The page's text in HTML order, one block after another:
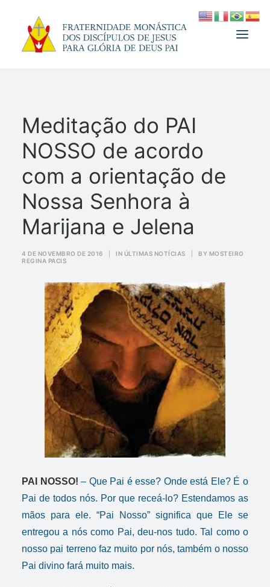
FUNDADOR
MEDJUGORJE
ATUALIDADES
INFORMATIVO
DOAÇÃO
LOJA
Meditação do PAI
NOSSO de acordo
com a orientação de
Nossa Senhora à
Marijana e Jelena
4 DE NOVEMBRO DE 2016 IN ÚLTIMAS NOTÍCIAS BY MOSTEIRO
REGINA PACIS
PAI NOSSO! – Que Pai é esse? Onde está Ele? É o
Pai de todos nós. Por que receá-lo? Estendamos as
mãos para ele. “Pai Nosso” significa que Ele se
entregou a nós como Pai, deu-nos tudo. Tal como o
nosso pai terreno faz muito por nós, também o nosso
Pai divino fará muito mais.